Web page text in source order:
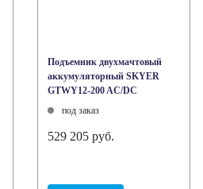
Подъемник двухмачтовый
аккумуляторный SKYER
GTWY12-200 AC/DC
под заказ
529 205 руб.